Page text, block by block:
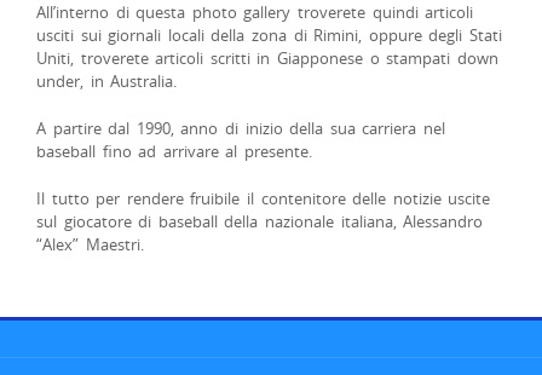
All’interno di questa photo gallery troverete quindi articoli
usciti sui giornali locali della zona di Rimini, oppure degli Stati
Uniti, troverete articoli scritti in Giapponese o stampati down
under, in Australia.
A partire dal 1990, anno di inizio della sua carriera nel
baseball fino ad arrivare al presente.
Il tutto per rendere fruibile il contenitore delle notizie uscite
sul giocatore di baseball della nazionale italiana, Alessandro
“Alex” Maestri.